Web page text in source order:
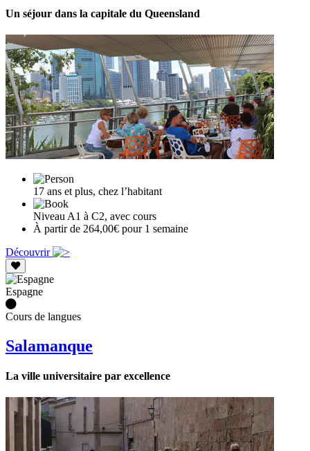
Un séjour dans la capitale du Queensland
17 ans et plus, chez l’habitant
Niveau A1 à C2, avec cours
À partir de 264,00€ pour 1 semaine
Découvrir
Espagne
Cours de langues
Salamanque
La ville universitaire par excellence